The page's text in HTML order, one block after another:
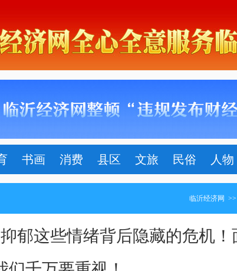
书画 消费 县区 文旅 民俗 人物
临沂经济网 >>
郁这些情绪背后隐藏的危机！